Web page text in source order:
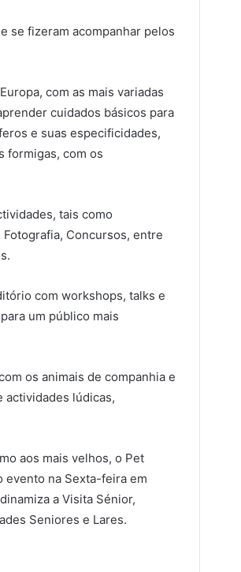
se fizeram acompanhar pelos
com as mais variadas
cuidados básicos para
e suas especificidades,
formigas, com os
tais como
Concursos, entre
com workshops, talks e
um público mais
os animais de companhia e
actividades lúdicas,
aos mais velhos, o Pet
evento na Sexta-feira em
a Visita Sénior,
Seniores e Lares.